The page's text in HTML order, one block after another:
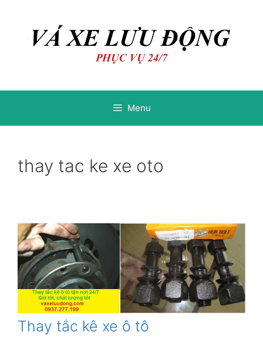
Menu
thay tac ke xe oto
Thay tắc kê xe ô tô